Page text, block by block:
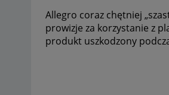
Allegro coraz chętniej
prowizje za korzystanie z
produkt uszkodzony